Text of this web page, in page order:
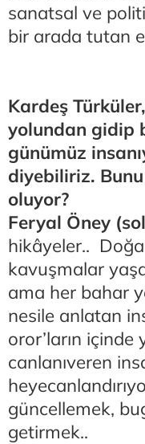
sanatsal ve
bir arada tutan
Kardeş
yolundan gidip
günümüz
diyebiliriz.
oluyor?
Feryal Öney
hikâyeler..
kavuşmalar
ama her bahar
nesile anlatan
oror’ların
canlanıveren
güncellemek,
getirmek..